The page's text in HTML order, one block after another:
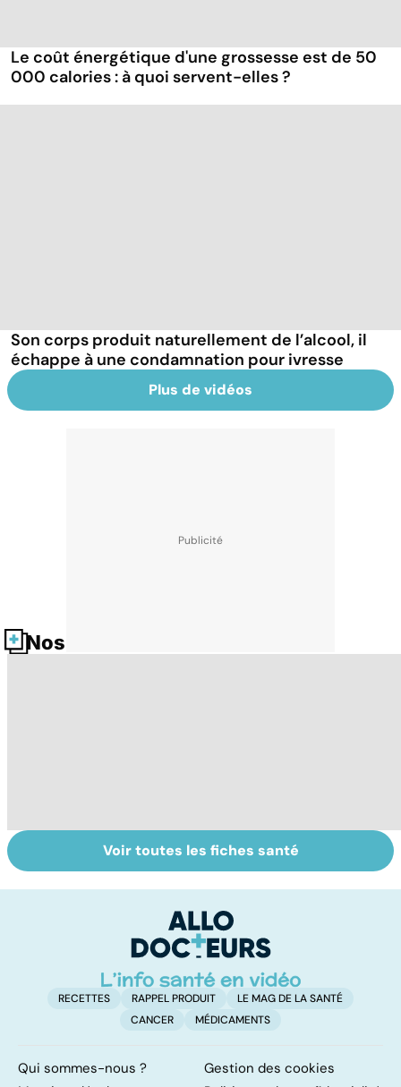
Le coût énergétique d'une grossesse est de 50
000 calories : à quoi servent-elles ?
Son corps produit naturellement de l’alcool, il
échappe à une condamnation pour ivresse
Plus de vidéos
Nos fiches santé
Don de gamètes :
le pour et le
Mediator® : le
début d'une
Voir toutes les fiches santé
RECETTES RAPPEL PRODUIT
LE MAG DE LA SANTÉ
CANCER
MÉDICAMENTS
Qui sommes-nous ?
Gestion des cookies